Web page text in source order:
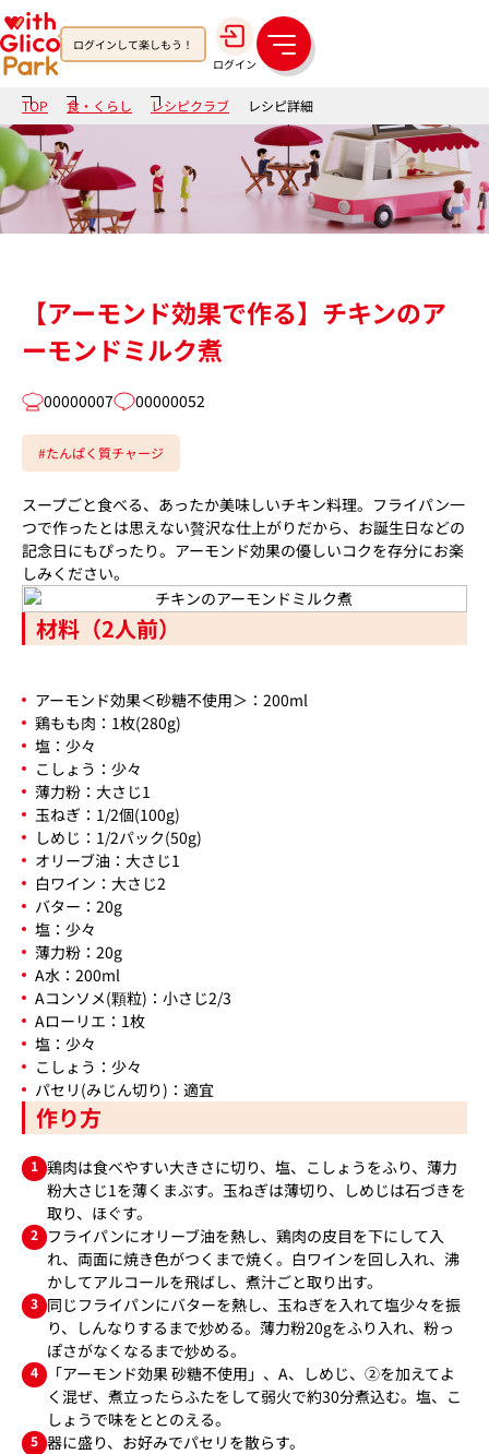
ログインして楽しもう！
ログイン
メ
ニ
ュ
ー
TOP 食・くらし レシピクラブ レシピ詳細
【アーモンド効果で作る】チキンのア
ーモンドミルク煮
00000007 00000052
#たんぱく質チャージ
スープごと食べる、あったか美味しいチキン料理。フライパン一
つで作ったとは思えない贅沢な仕上がりだから、お誕生日などの
記念日にもぴったり。アーモンド効果の優しいコクを存分にお楽
しみください。
材料（2人前）
アーモンド効果＜砂糖不使用＞：200ml
鶏もも肉：1枚(280g)
塩：少々
こしょう：少々
薄力粉：大さじ1
玉ねぎ：1/2個(100g)
しめじ：1/2パック(50g)
オリーブ油：大さじ1
白ワイン：大さじ2
バター：20g
塩：少々
薄力粉：20g
A水：200ml
Aコンソメ(顆粒)：小さじ2/3
Aローリエ：1枚
塩：少々
こしょう：少々
パセリ(みじん切り)：適宜
作り方
1 鶏肉は食べやすい大きさに切り、塩、こしょうをふり、薄力
粉大さじ1を薄くまぶす。玉ねぎは薄切り、しめじは石づきを
取り、ほぐす。
2 フライパンにオリーブ油を熱し、鶏肉の皮目を下にして入
れ、両面に焼き色がつくまで焼く。白ワインを回し入れ、沸
かしてアルコールを飛ばし、煮汁ごと取り出す。
3 同じフライパンにバターを熱し、玉ねぎを入れて塩少々を振
り、しんなりするまで炒める。薄力粉20gをふり入れ、粉っ
ぽさがなくなるまで炒める。
4
「アーモンド効果 砂糖不使用」、A、しめじ、②を加えてよ
く混ぜ、煮立ったらふたをして弱火で約30分煮込む。塩、こ
しょうで味をととのえる。
5 器に盛り、お好みでパセリを散らす。